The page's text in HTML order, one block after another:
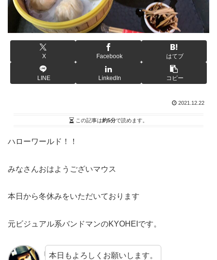
X Facebook はてブ
LINE LinkedIn コピー
2021.12.22
この記事は約5分で読めます。
ハローワールド！！
みなさんおはようございマウス
本日から冬休みをいただいております
元ビジュアル系バンドマンのKYOHEIです。
本日もよろしくお願いします。